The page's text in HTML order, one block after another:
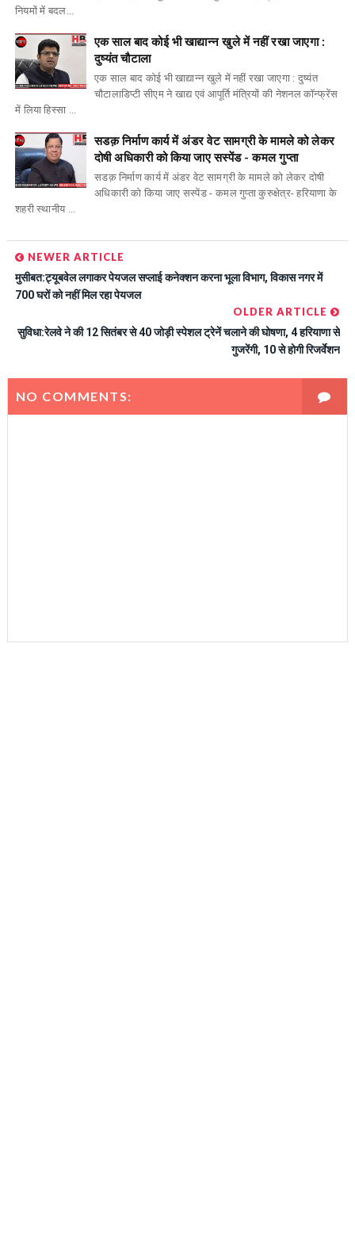
नियमों में बदल...
एक साल बाद कोई भी खाद्यान्न खुले में नहीं रखा जाएगा :
दुष्यंत चौटाला
एक साल बाद कोई भी खाद्यान्न खुले में नहीं रखा जाएगा : दुष्यंत
चौटालाडिप्टी सीएम ने खाद्य एवं आपूर्ति मंत्रियों की नेशनल कॉन्फ्रेंस
में लिया हिस्सा ...
सडक़ निर्माण कार्य में अंडर वेट सामग्री के मामले को लेकर
दोषी अधिकारी को किया जाए सस्पेंड - कमल गुप्ता
सडक़ निर्माण कार्य में अंडर वेट सामग्री के मामले को लेकर दोषी
अधिकारी को किया जाए सस्पेंड - कमल गुप्ता कुरुक्षेत्र- हरियाणा के
शहरी स्थानीय ...
NEWER ARTICLE
मुसीबत:ट्यूबवेल लगाकर पेयजल सप्लाई कनेक्शन करना भूला विभाग, विकास नगर में
700 घरों को नहीं मिल रहा पेयजल
OLDER ARTICLE
सुविधा:रेलवे ने की 12 सितंबर से 40 जोड़ी स्पेशल ट्रेनें चलाने की घोषणा, 4 हरियाणा से
गुजरेंगी, 10 से होगी रिजर्वेशन
NO COMMENTS: